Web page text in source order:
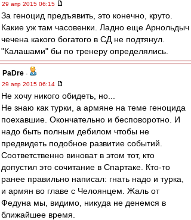
29 апр 2015 06:15
За геноцид предъявить, это конечно, круто.
Какие уж там часовенки. Ладно еще Арнольдыч
чечена какого богатого в СД не подтянул.
"Калашами" бы по тренеру определялись.
PaDre -
29 апр 2015 06:14
Не хочу никого обидеть, но...
Не знаю как турки, а армяне на теме геноцида
поехавшие. Окончательно и бесповоротно. И
надо быть полным дебилом чтобы не
предвидеть подобное развитие событий.
Соответственно виноват в этом тот, кто
допустил это сочитание в Спартаке. Кто-то
ранее правильно написал: гнать надо и турка,
и армян во главе с Челоянцем. Жаль от
Федуна мы, видимо, никуда не денемся в
ближайшее время.